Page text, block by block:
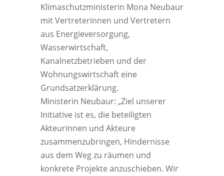
Klimaschutzministerin Mona Neubaur
mit Vertreterinnen und Vertretern
aus Energieversorgung,
Wasserwirtschaft,
Kanalnetzbetrieben und der
Wohnungswirtschaft eine
Grundsatzerklärung.
Ministerin Neubaur: „Ziel unserer
Initiative ist es, die beteiligten
Akteurinnen und Akteure
zusammenzubringen, Hindernisse
aus dem Weg zu räumen und
konkrete Projekte anzuschieben. Wir